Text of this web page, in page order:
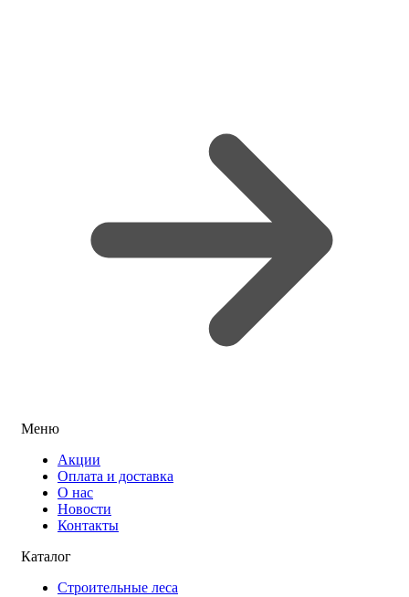
Меню
Акции
Оплата и доставка
О нас
Новости
Контакты
Каталог
Строительные леса